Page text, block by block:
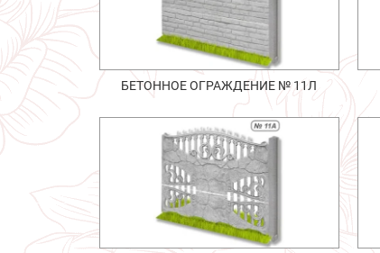
БЕТОННОЕ ОГРАЖДЕНИЕ № 11Л